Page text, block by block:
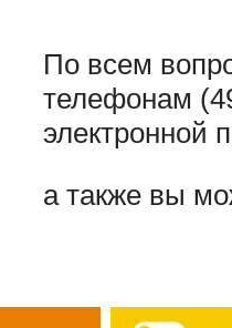
По всем
телефонам
электронной
а также вы